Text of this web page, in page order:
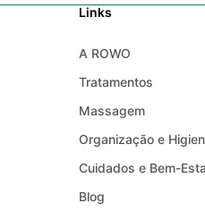
Links
A ROWO
Tratamentos
Massagem
Organização e
Cuidados e Bem-
Blog